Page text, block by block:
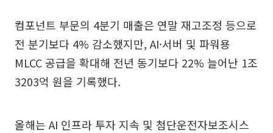
컴포넌트 부문의 4분기 매출은 연말 재고조정 등으로
전 분기보다 4% 감소했지만, AI·서버 및 파워용
MLCC 공급을 확대해 전년 동기보다 22% 늘어난 1조
3203억 원을 기록했다.
올해는 AI 인프라 투자 지속 및 첨단운전자보조시스